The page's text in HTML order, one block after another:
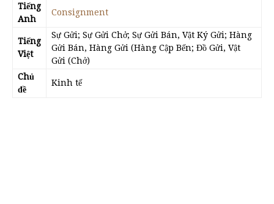
Tiếng
Anh
Consignment
Tiếng
Việt
Sự Gửi; Sự Gửi Chở; Sự Gửi Bán, Vật Ký Gửi; Hàng
Gửi Bán, Hàng Gửi (Hàng Cập Bến; Đồ Gửi, Vật
Gửi (Chở)
Chủ
đề
Kinh tế